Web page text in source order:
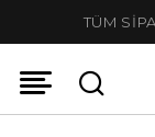
TÜM